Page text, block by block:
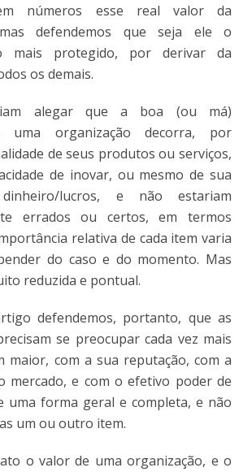
números esse real valor da
defendemos que seja ele o
mais protegido, por derivar da
os demais.
alegar que a boa (ou má)
uma organização decorra, por
de seus produtos ou serviços,
de inovar, ou mesmo de sua
lucros, e não estariam
errados ou certos, em termos
relativa de cada item varia
do caso e do momento. Mas
reduzida e pontual.
defendemos, portanto, que as
se preocupar cada vez mais
maior, com a sua reputação, com a
mercado, e com o efetivo poder de
uma forma geral e completa, e não
um ou outro item.
o valor de uma organização, e o